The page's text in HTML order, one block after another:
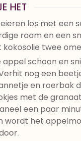
HET
los met een
room en een
kokosolie twee
appel schoon en
nog een
en roerbak
met de
een paar
wordt het